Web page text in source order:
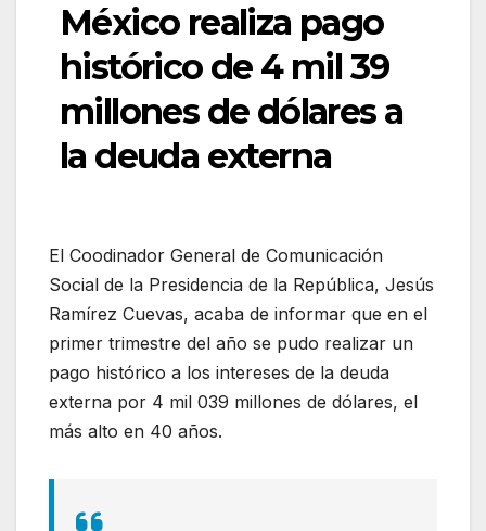
México realiza pago
histórico de 4 mil 39
millones de dólares a
la deuda externa
El Coodinador General de Comunicación
Social de la Presidencia de la República, Jesús
Ramírez Cuevas, acaba de informar que en el
primer trimestre del año se pudo realizar un
pago histórico a los intereses de la deuda
externa por 4 mil 039 millones de dólares, el
más alto en 40 años.